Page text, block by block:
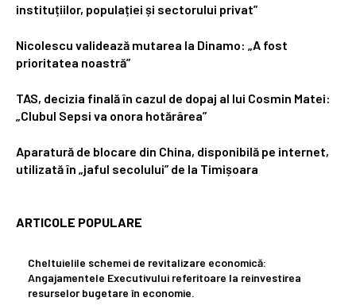
instituțiilor, populației și sectorului privat”
Nicolescu validează mutarea la Dinamo: „A fost
prioritatea noastră”
TAS, decizia finală în cazul de dopaj al lui Cosmin Matei:
„Clubul Sepsi va onora hotărârea”
Aparatură de blocare din China, disponibilă pe internet,
utilizată în „jaful secolului” de la Timișoara
ARTICOLE POPULARE
Cheltuielile schemei de revitalizare economică:
Angajamentele Executivului referitoare la reinvestirea
resurselor bugetare în economie.